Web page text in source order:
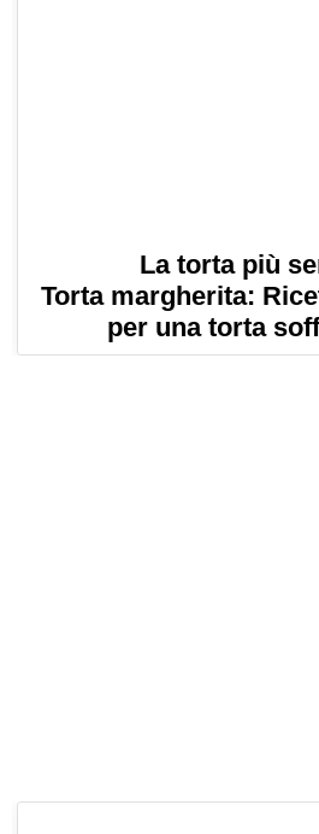
La torta più
Torta margherita:
per una torta